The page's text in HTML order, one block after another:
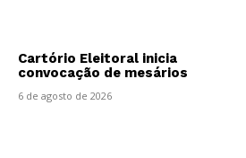
Cartório Eleitoral inicia
convocação de mesários
6 de agosto de 2026